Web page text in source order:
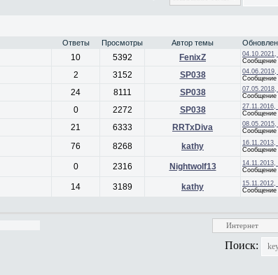
Ответы Просмотры Автор темы
10 5392 FenixZ
04.10.2021,
Сообщение
2 3152 SP038
04.06.2019,
Сообщение
24 8111 SP038
07.05.2018,
Сообщение
0 2272 SP038
27.11.2016,
Сообщение
21 6333 RRTxDiva
08.05.2015,
Сообщение
76 8268 kathy
16.11.2013,
Сообщение
0 2316 Nightwolf13
14.11.2013,
Сообщение
14 3189 kathy
15.11.2012,
Сообщение
Поиск: